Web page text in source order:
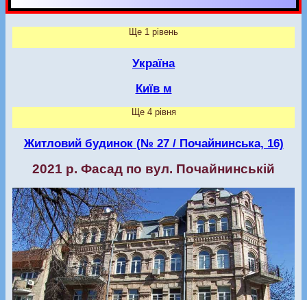
Ще 1 рівень
Україна
Київ м
Ще 4 рівня
Житловий будинок (№ 27 / Почайнинська, 16)
2021 р. Фасад по вул. Почайнинській